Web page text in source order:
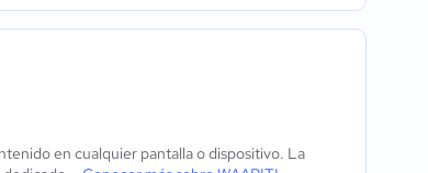
en cualquier pantalla o dispositivo. La